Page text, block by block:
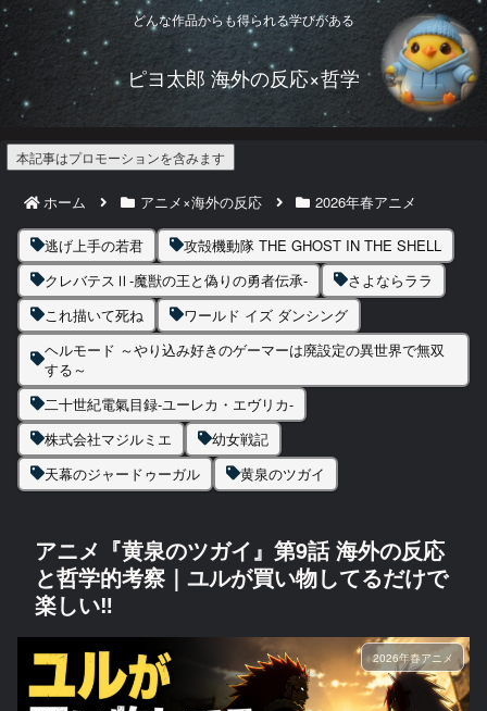
どんな作品からも得られる学びがある
ピヨ太郎 海外の反応×哲学
本記事はプロモーションを含みます
ホーム アニメ×海外の反応 2026年春アニメ
逃げ上手の若君
攻殻機動隊 THE GHOST IN THE SHELL
クレバテスⅡ-魔獣の王と偽りの勇者伝承-
さよならララ
これ描いて死ね
ワールド イズ ダンシング
ヘルモード ～やり込み好きのゲーマーは廃設定の異世界で無双
する～
二十世紀電氣目録-ユーレカ・エヴリカ-
株式会社マジルミエ
幼女戦記
天幕のジャードゥーガル
黄泉のツガイ
アニメ『黄泉のツガイ』第9話 海外の反応
と哲学的考察｜ユルが買い物してるだけで
楽しい‼
2026年春アニメ